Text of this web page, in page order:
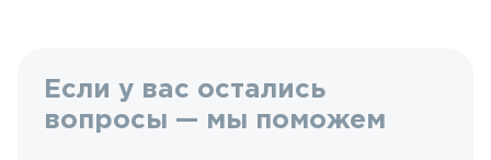
Если у вас остались
вопросы — мы поможем